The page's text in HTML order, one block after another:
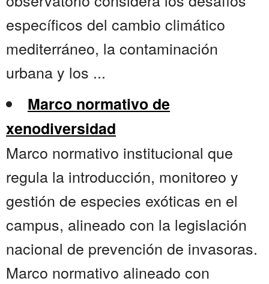
específicos del cambio climático
mediterráneo, la contaminación
urbana y los ...
Marco normativo de
xenodiversidad
Marco normativo institucional que
regula la introducción, monitoreo y
gestión de especies exóticas en el
campus, alineado con la legislación
nacional de prevención de invasoras.
Marco normativo alineado con